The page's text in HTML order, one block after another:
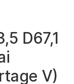
D67,1
V)